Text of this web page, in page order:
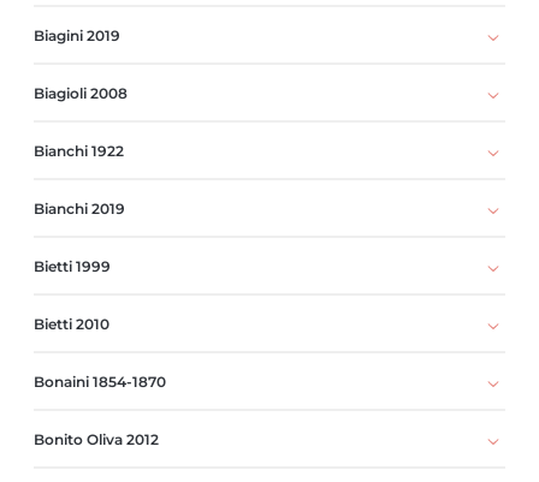
Biagini 2019
Biagioli 2008
Bianchi 1922
Bianchi 2019
Bietti 1999
Bietti 2010
Bonaini 1854-1870
Bonito Oliva 2012